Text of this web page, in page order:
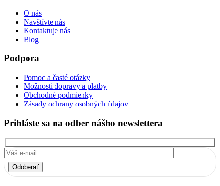
O nás
Navštívte nás
Kontaktuje nás
Blog
Podpora
Pomoc a časté otázky
Možnosti dopravy a platby
Obchodné podmienky
Zásady ochrany osobných údajov
Prihláste sa na odber nášho newslettera
Odoberať